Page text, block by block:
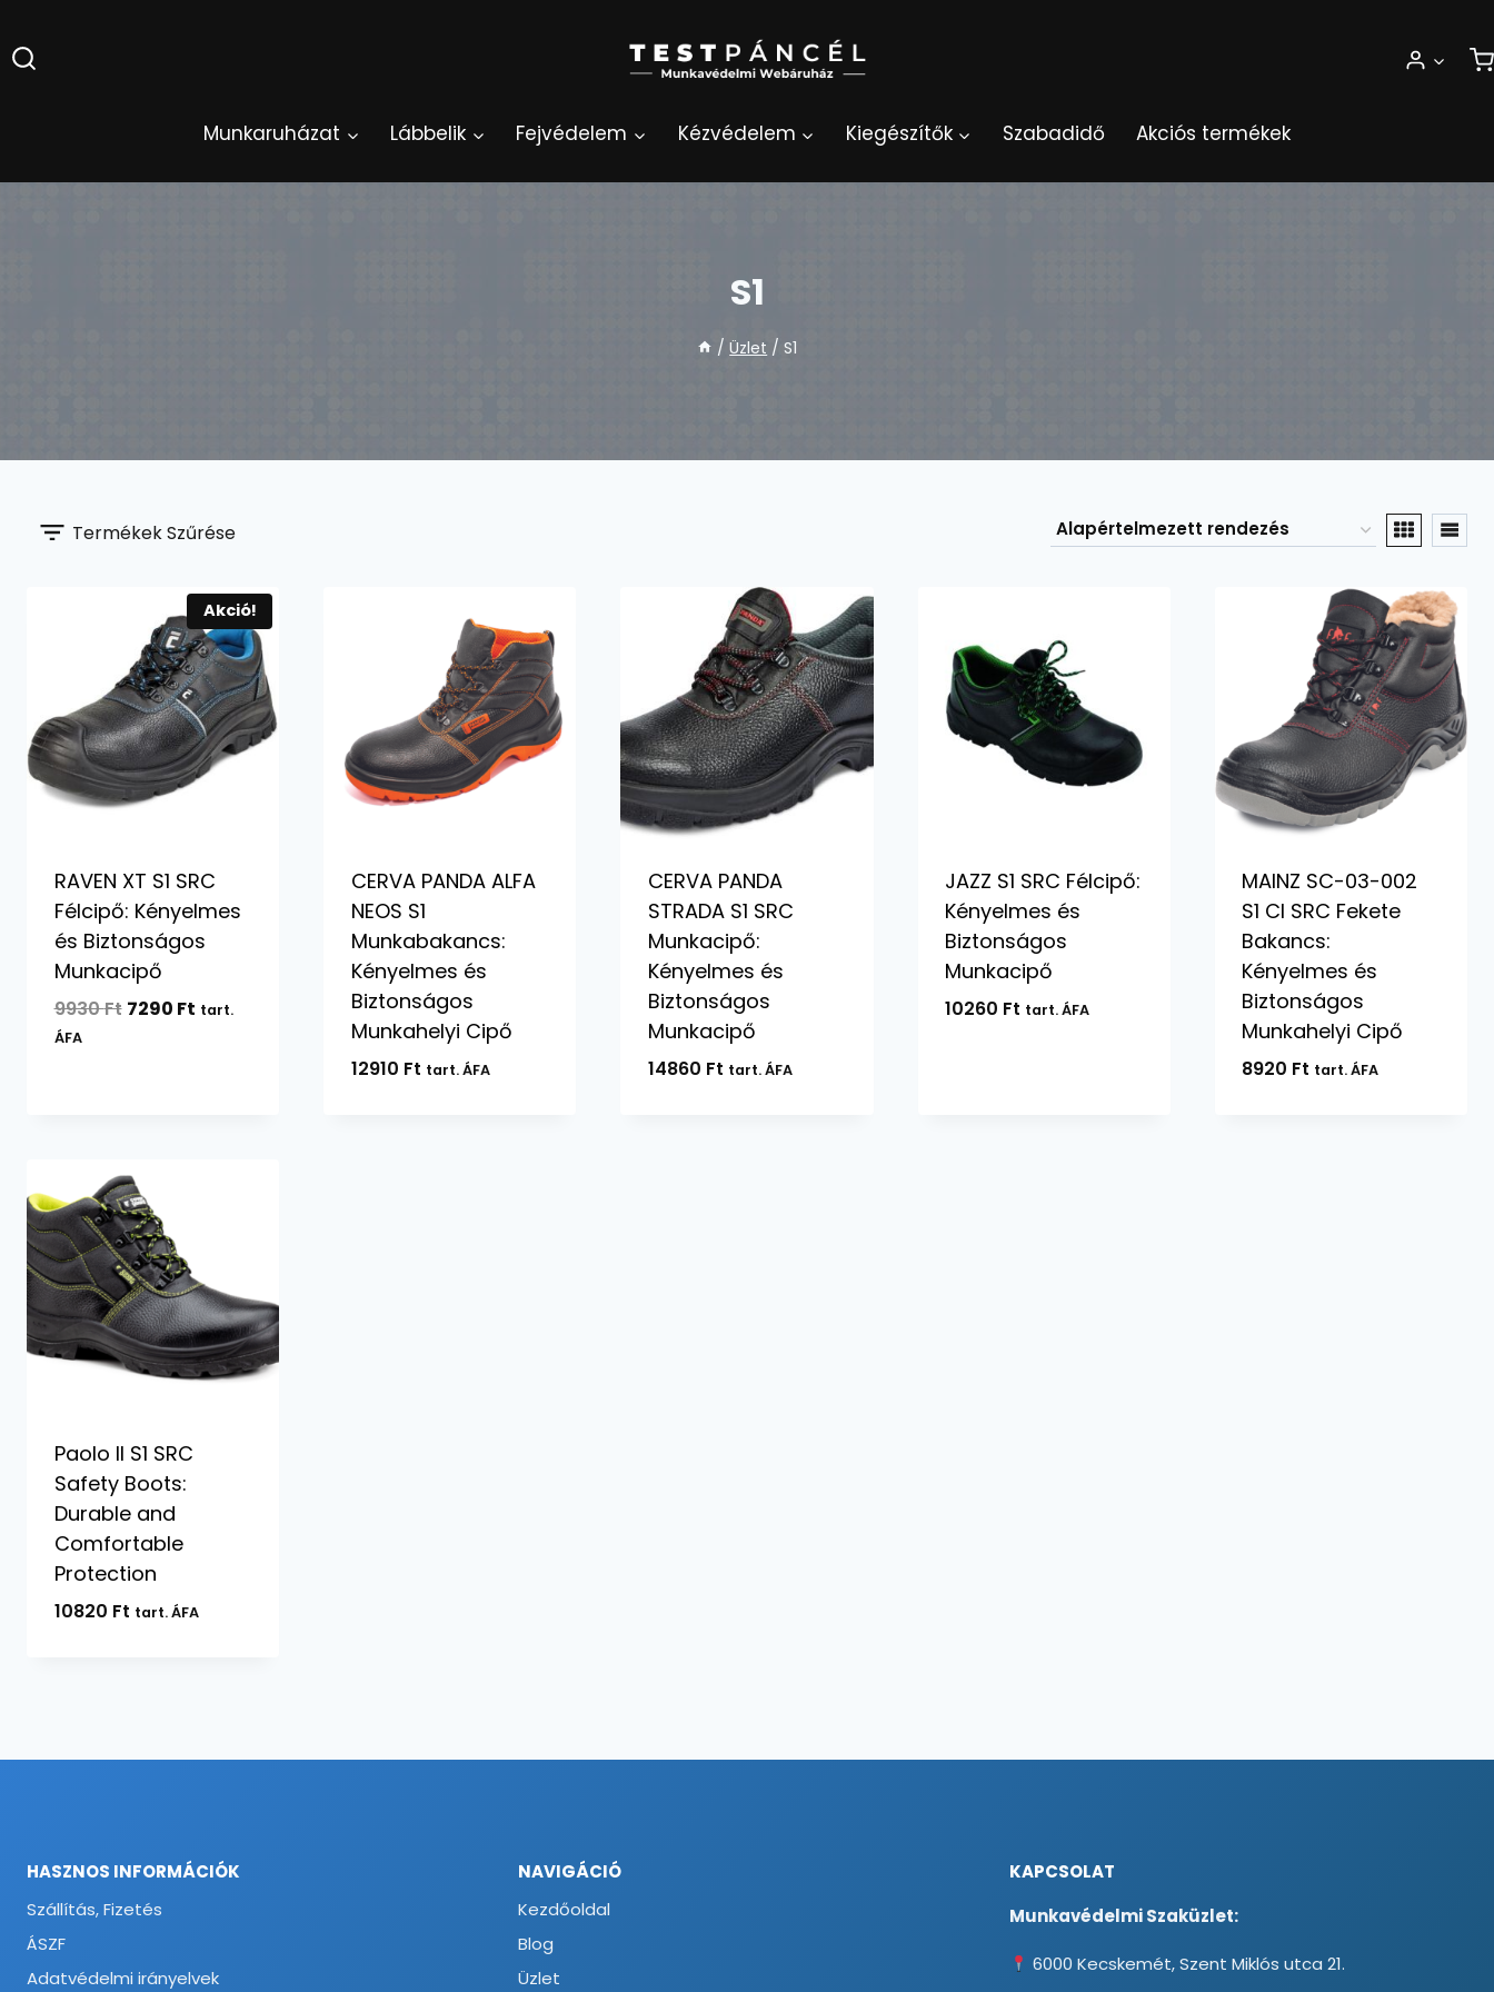
to
content
Munkaruházat Lábbelik Fejvédelem Kézvédelem Kiegészítők Szabadidő Akciós termékek
S1
/ Üzlet / S1
Termékek Szűrése
Akció!
RAVEN XT S1 SRC
Félcipő: Kényelmes
és Biztonságos
Munkacipő
9930Ft Original
7290 FtCurrent
tart.
ÁFA
CERVA PANDA ALFA
NEOS S1
Munkabakancs:
Kényelmes és
Biztonságos
Munkahelyi Cipő
12910 Ft tart. ÁFA
CERVA PANDA
STRADA S1 SRC
Munkacipő:
Kényelmes és
Biztonságos
Munkacipő
14860 Ft tart. ÁFA
JAZZ S1 SRC Félcipő:
Kényelmes és
Biztonságos
Munkacipő
10260 Ft tart. ÁFA
MAINZ SC-03-002
S1 CI SRC Fekete
Bakancs:
Kényelmes és
Biztonságos
Munkahelyi Cipő
8920 Ft tart. ÁFA
Paolo II S1 SRC
Safety Boots:
Durable and
Comfortable
Protection
10820 Ft tart. ÁFA
HASZNOS INFORMÁCIÓK
Szállítás, Fizetés
ÁSZF
Adatvédelmi irányelvek
NAVIGÁCIÓ
Kezdőoldal
Blog
Üzlet
KAPCSOLAT
Munkavédelmi Szaküzlet:
6000 Kecskemét, Szent Miklós utca 21.